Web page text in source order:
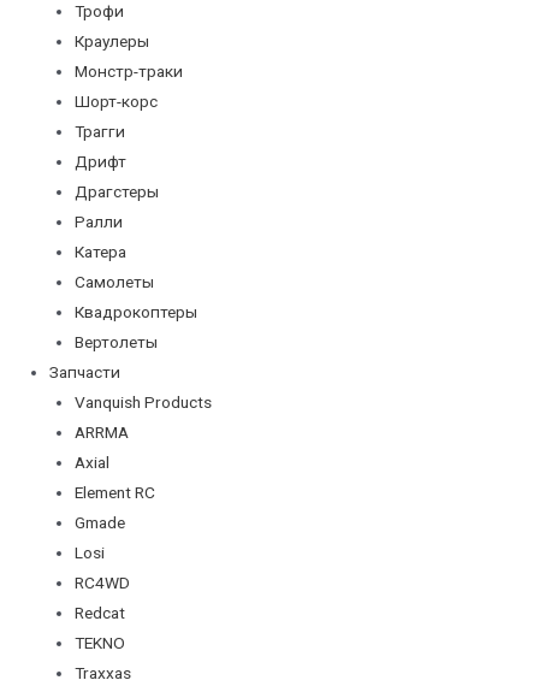
Трофи
Краулеры
Монстр-траки
Шорт-корс
Трагги
Дрифт
Драгстеры
Ралли
Катера
Самолеты
Квадрокоптеры
Вертолеты
Запчасти
Vanquish Products
ARRMA
Axial
Element RC
Gmade
Losi
RC4WD
Redcat
TEKNO
Traxxas